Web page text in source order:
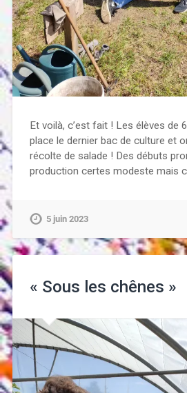
Et voilà, c’est fait ! Les élèves de
place le dernier bac de culture et
récolte de salade ! Des débuts
production certes modeste mais
5 juin 2023
« Sous les chênes »